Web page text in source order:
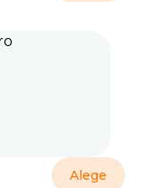
Alege